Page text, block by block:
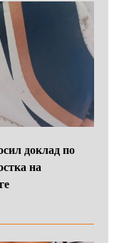
доклад по
на